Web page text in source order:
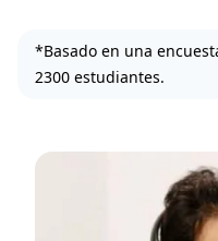
*Basado en una
2300 estudiantes.